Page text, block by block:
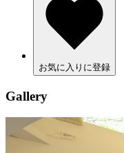
お気に入りに登録
Gallery